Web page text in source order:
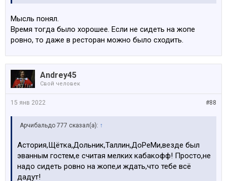
Мысль понял.
Время тогда было хорошее. Если не сидеть на жопе
ровно, то даже в ресторан можно было сходить.
Andrey45
Свой человек
#88
15 янв 2022
Арчибальдо 777 сказал(а): ↑
Астория,Щётка,Дольник,Таллин,ДоРеМи,везде был
эванным гостем,е считая мелких кабакофф! Просто,не
надо сидеть ровно на жопе,и ждать,что тебе всё
дадут!